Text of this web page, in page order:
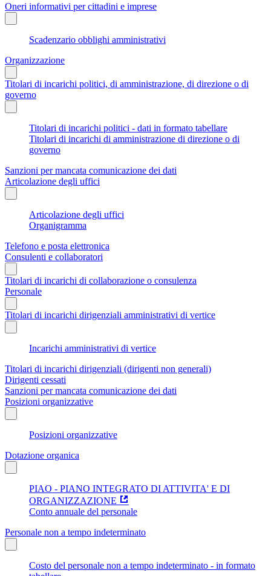
Oneri informativi per cittadini e imprese
Scadenzario obblighi amministrativi
Organizzazione
Titolari di incarichi politici, di amministrazione, di direzione o di
governo
Titolari di incarichi politici - dati in formato tabellare
Titolari di incarichi di amministrazione di direzione o di
governo
Sanzioni per mancata comunicazione dei dati
Articolazione degli uffici
Articolazione degli uffici
Organigramma
Telefono e posta elettronica
Consulenti e collaboratori
Titolari di incarichi di collaborazione o consulenza
Personale
Titolari di incarichi dirigenziali amministrativi di vertice
Incarichi amministrativi di vertice
Titolari di incarichi dirigenziali (dirigenti non generali)
Dirigenti cessati
Sanzioni per mancata comunicazione dei dati
Posizioni organizzative
Posizioni organizzative
Dotazione organica
PIAO - PIANO INTEGRATO DI ATTIVITA' E DI
ORGANIZZAZIONE
Conto annuale del personale
Personale non a tempo indeterminato
Costo del personale non a tempo indeterminato - in formato